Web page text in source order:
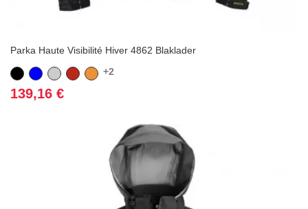
Parka Haute Visibilité Hiver 4862 Blaklader
Noir BleuGris RougeOrange
+2
Prix
139,16 €